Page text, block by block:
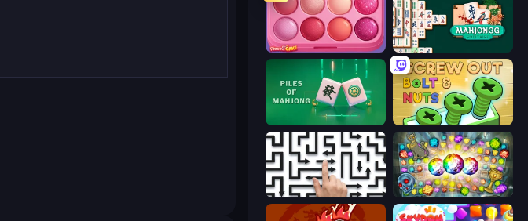
Piece of Cake: Merge and Bake Mahjongg Solitaire
Piles of Mahjong Screw Out: Bolts and Nuts
Arrow Escape: Puzzle Forgotten Treasure 2